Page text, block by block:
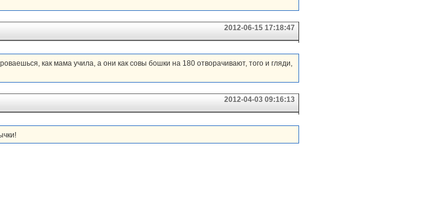
2012-06-15 17:18:47
как мама учила, а они как совы бошки на 180 отворачивают, того и гляди,
2012-04-03 09:16:13